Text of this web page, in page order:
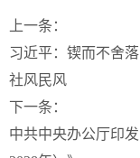
上一条：
习近平：锲而不舍
社风民风
下一条：
中共中央办公厅印